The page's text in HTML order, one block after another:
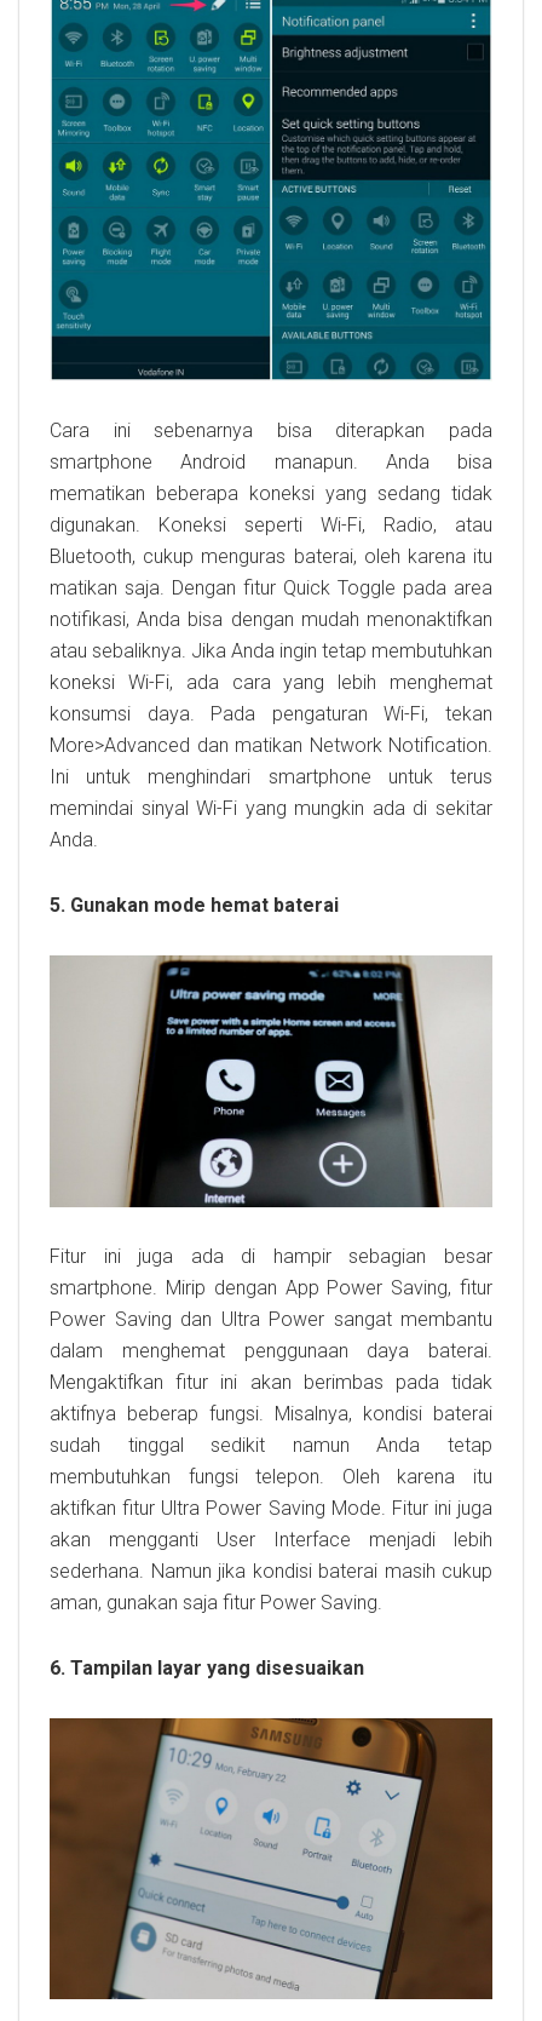
Cara ini sebenarnya bisa diterapkan pada
smartphone Android manapun. Anda bisa
mematikan beberapa koneksi yang sedang tidak
digunakan. Koneksi seperti Wi-Fi, Radio, atau
Bluetooth, cukup menguras baterai, oleh karena itu
matikan saja. Dengan fitur Quick Toggle pada area
notifikasi, Anda bisa dengan mudah menonaktifkan
atau sebaliknya. Jika Anda ingin tetap membutuhkan
koneksi Wi-Fi, ada cara yang lebih menghemat
konsumsi daya. Pada pengaturan Wi-Fi, tekan
More>Advanced dan matikan Network Notification.
Ini untuk menghindari smartphone untuk terus
memindai sinyal Wi-Fi yang mungkin ada di sekitar
Anda.
5. Gunakan mode hemat baterai
Fitur ini juga ada di hampir sebagian besar
smartphone. Mirip dengan App Power Saving, fitur
Power Saving dan Ultra Power sangat membantu
dalam menghemat penggunaan daya baterai.
Mengaktifkan fitur ini akan berimbas pada tidak
aktifnya beberap fungsi. Misalnya, kondisi baterai
sudah tinggal sedikit namun Anda tetap
membutuhkan fungsi telepon. Oleh karena itu
aktifkan fitur Ultra Power Saving Mode. Fitur ini juga
akan mengganti User Interface menjadi lebih
sederhana. Namun jika kondisi baterai masih cukup
aman, gunakan saja fitur Power Saving.
6. Tampilan layar yang disesuaikan